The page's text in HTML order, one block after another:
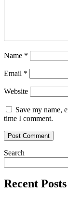
Name *
Email *
Website
Save my name,
time I comment.
Search
Recent Posts